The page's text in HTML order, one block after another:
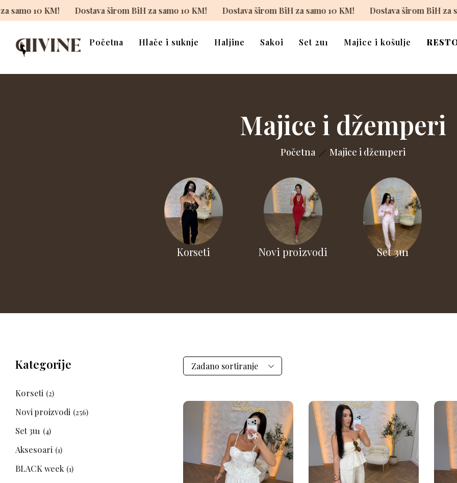
BiH za samo 10 KM! Dostava širom BiH za samo 10 KM! Dostava širom BiH za samo 10 KM! Dostava
Početna Hlače i suknje Haljine Sakoi Set 2u1 Majice i košulje
Majice i džemperi
Početna Majice i džemperi
Korseti Novi proizvodi Set 3u1
Kategorije
Korseti (2)
Novi proizvodi (256)
Set 3u1 (4)
Aksesoari (1)
BLACK week (1)
Zadano sortiranje